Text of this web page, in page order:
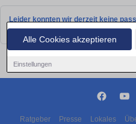
Alle Cookies akzeptieren
Einstellungen
Leider konnten wir derzeit keine
bald wieder vorbei!
Ratgeber Presse Lokales